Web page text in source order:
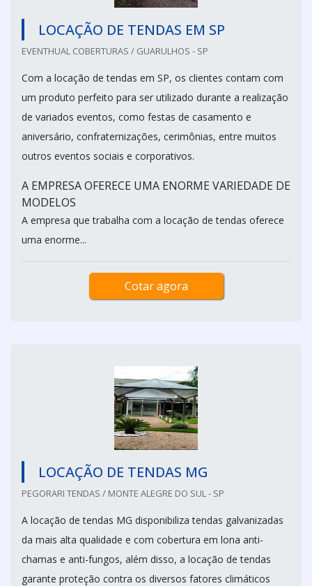
LOCAÇÃO DE TENDAS EM SP
EVENTHUAL COBERTURAS / GUARULHOS - SP
Com a locação de tendas em SP, os clientes contam com
um produto perfeito para ser utilizado durante a realização
de variados eventos, como festas de casamento e
aniversário, confraternizações, cerimônias, entre muitos
outros eventos sociais e corporativos.
A EMPRESA OFERECE UMA ENORME VARIEDADE DE
MODELOS
A empresa que trabalha com a locação de tendas oferece
uma enorme...
Cotar agora
LOCAÇÃO DE TENDAS MG
PEGORARI TENDAS / MONTE ALEGRE DO SUL - SP
A locação de tendas MG disponibiliza tendas galvanizadas
da mais alta qualidade e com cobertura em lona anti-
chamas e anti-fungos, além disso, a locação de tendas
garante proteção contra os diversos fatores climáticos